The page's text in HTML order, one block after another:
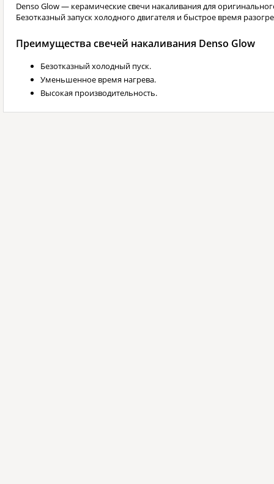
Denso Glow — керамические свечи накаливания для
Безотказный запуск холодного двигателя и быстрое время
Преимущества свечей накаливания Denso Glow
Безотказный холодный пуск.
Уменьшенное время нагрева.
Высокая производительность.